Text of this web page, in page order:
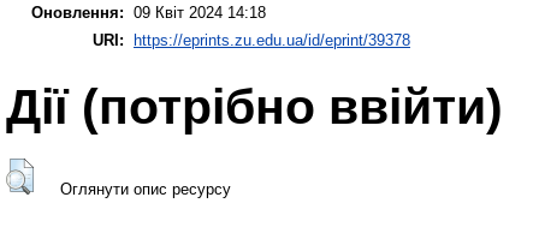
Оновлення: 09 Квіт 2024 14:18
URI:
https://eprints.zu.edu.ua/id/eprint/39378
Дії ​​(потрібно ввійти)
Оглянути опис ресурсу